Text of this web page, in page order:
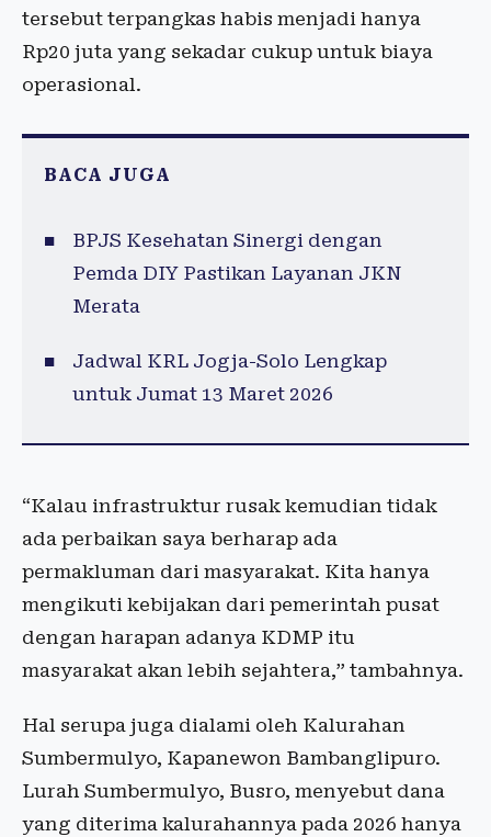
tersebut terpangkas habis menjadi hanya
Rp20 juta yang sekadar cukup untuk biaya
operasional.
BACA JUGA
BPJS Kesehatan Sinergi dengan
Pemda DIY Pastikan Layanan JKN
Merata
Jadwal KRL Jogja-Solo Lengkap
untuk Jumat 13 Maret 2026
“Kalau infrastruktur rusak kemudian tidak
ada perbaikan saya berharap ada
permakluman dari masyarakat. Kita hanya
mengikuti kebijakan dari pemerintah pusat
dengan harapan adanya KDMP itu
masyarakat akan lebih sejahtera,” tambahnya.
Hal serupa juga dialami oleh Kalurahan
Sumbermulyo, Kapanewon Bambanglipuro.
Lurah Sumbermulyo, Busro, menyebut dana
yang diterima kalurahannya pada 2026 hanya